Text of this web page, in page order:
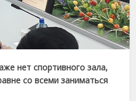
нет спортивного зала,
со всеми заниматься